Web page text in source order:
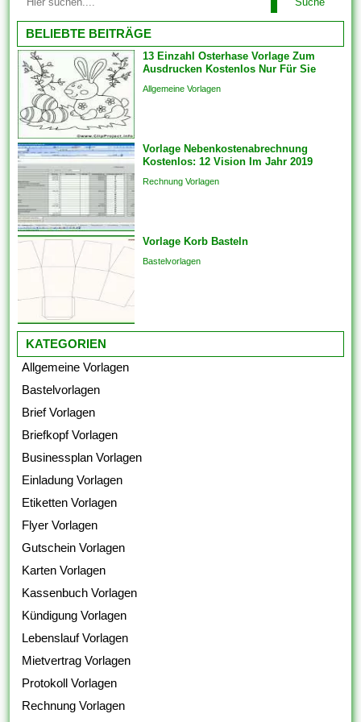
für Ebendiese fertig gestellten
Designgrundlage geliefert. Sie
haben sich verpflichtet
lediglich Text ferner das Foto
Ihrer Liebsten hinzufügen. Im
einfachsten Fall einziehen sich
Vorlagen herauf ein
vorgefertigtes Planung und
Format, das als Grundlage
für...
BELIEBTE BEITRÄGE
13 Einzahl Osterhase Vorlage Zum
Ausdrucken Kostenlos Nur Für Sie
Allgemeine Vorlagen
Vorlage Nebenkostenabrechnung
Kostenlos: 12 Vision Im Jahr 2019
Rechnung Vorlagen
Vorlage Korb Basteln
Bastelvorlagen
KATEGORIEN
Allgemeine Vorlagen
Bastelvorlagen
Brief Vorlagen
Briefkopf Vorlagen
Businessplan Vorlagen
Einladung Vorlagen
Etiketten Vorlagen
Flyer Vorlagen
Gutschein Vorlagen
Karten Vorlagen
Kassenbuch Vorlagen
Kündigung Vorlagen
Lebenslauf Vorlagen
Mietvertrag Vorlagen
Protokoll Vorlagen
Rechnung Vorlagen